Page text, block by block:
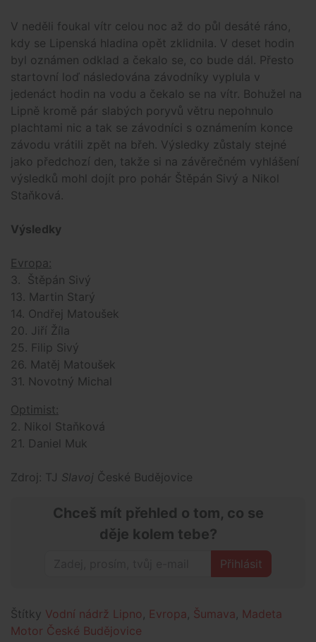
V neděli foukal vítr celou noc až do půl desáté ráno,
kdy se Lipenská hladina opět zklidnila. V deset hodin
byl oznámen odklad a čekalo se, co bude dál. Přesto
startovní loď následována závodníky vyplula v
jedenáct hodin na vodu a čekalo se na vítr. Bohužel na
Lipně kromě pár slabých poryvů větru nepohnulo
plachtami nic a tak se závodníci s oznámením konce
závodu vrátili zpět na břeh. Výsledky zůstaly stejné
jako předchozí den, takže si na závěrečném vyhlášení
výsledků mohl dojít pro pohár Štěpán Sivý a Nikol
Staňková.
Výsledky
Evropa:
3. Štěpán Sivý
13. Martin Starý
14. Ondřej Matoušek
20. Jiří Žíla
25. Filip Sivý
26. Matěj Matoušek
31. Novotný Michal
Optimist:
2. Nikol Staňková
21. Daniel Muk
Zdroj: TJ Slavoj České Budějovice
Chceš mít přehled o tom, co se
děje kolem tebe?
Přihlásit
Štítky Vodní nádrž Lipno Evropa Šumava Madeta
Motor České Budějovice